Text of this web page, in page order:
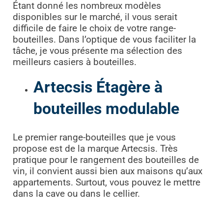
Étant donné les nombreux modèles
disponibles sur le marché, il vous serait
difficile de faire le choix de votre range-
bouteilles. Dans l’optique de vous faciliter la
tâche, je vous présente ma sélection des
meilleurs casiers à bouteilles.
Artecsis Étagère à
bouteilles modulable
Le premier range-bouteilles que je vous
propose est de la marque Artecsis. Très
pratique pour le rangement des bouteilles de
vin, il convient aussi bien aux maisons qu’aux
appartements. Surtout, vous pouvez le mettre
dans la cave ou dans le cellier.